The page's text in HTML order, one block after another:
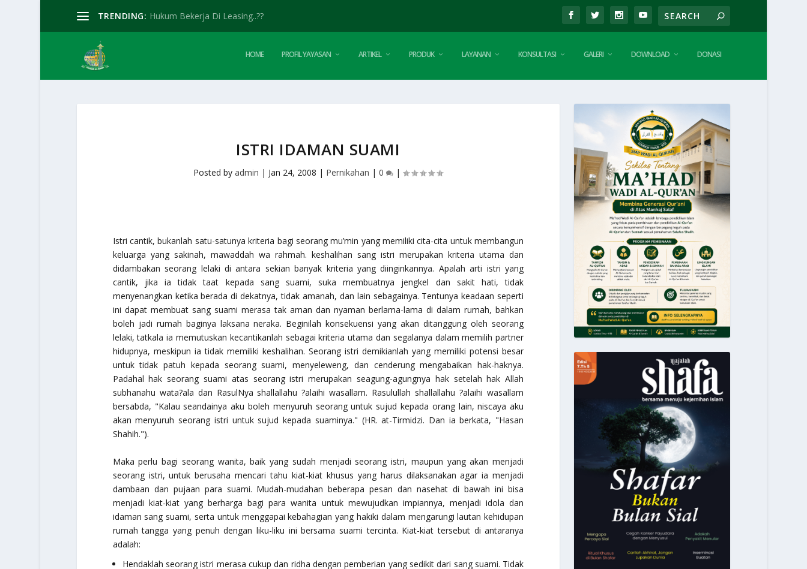
TRENDING: Hukum Bekerja Di Leasing..??
HOME PROFIL YAYASAN ARTIKEL PRODUK LAYANAN KONSULTASI GALERI DOWNLOAD DONASI
ISTRI IDAMAN SUAMI
Posted byadmin | Jan 24, 2008 | Pernikahan |0 |
Istri cantik, bukanlah satu-satunya kriteria bagi seorang mu’min yang memiliki cita-cita untuk membangun
keluarga yang sakinah, mawaddah wa rahmah. keshalihan sang istri merupakan kriteria utama dan
didambakan seorang lelaki di antara sekian banyak kriteria yang diinginkannya. Apalah arti istri yang
cantik, jika ia tidak taat kepada sang suami, suka membuatnya jengkel dan sakit hati, tidak
menyenangkan ketika berada di dekatnya, tidak amanah, dan lain sebagainya. Tentunya keadaan seperti
ini dapat membuat sang suami merasa tak aman dan nyaman berlama-lama di dalam rumah, bahkan
boleh jadi rumah baginya laksana neraka. Beginilah konsekuensi yang akan ditanggung oleh seorang
lelaki, tatkala ia memutuskan kecantikanlah sebagai kriteria utama dan segalanya dalam memilih partner
hidupnya, meskipun ia tidak memiliki keshalihan. Seorang istri demikianlah yang memiliki potensi besar
untuk tidak patuh kepada seorang suami, menyeleweng, dan cenderung mengabaikan hak-haknya.
Padahal hak seorang suami atas seorang istri merupakan seagung-agungnya hak setelah hak Allah
subhanahu wata?ala dan RasulNya shallallahu ?alaihi wasallam. Rasulullah shallallahu ?alaihi wasallam
bersabda, "Kalau seandainya aku boleh menyuruh seorang untuk sujud kepada orang lain, niscaya aku
akan menyuruh seorang istri untuk sujud kepada suaminya." (HR. at-Tirmidzi. Dan ia berkata, "Hasan
Shahih.").
Maka perlu bagi seorang wanita, baik yang sudah menjadi seorang istri, maupun yang akan menjadi
seorang istri, untuk berusaha mencari tahu kiat-kiat khusus yang harus dilaksanakan agar ia menjadi
dambaan dan pujaan para suami. Mudah-mudahan beberapa pesan dan nasehat di bawah ini bisa
menjadi kiat-kiat yang berharga bagi para wanita untuk mewujudkan impiannya, menjadi idola dan
idaman sang suami, serta untuk menggapai kebahagian yang hakiki dalam mengarungi lautan kehidupan
rumah tangga yang penuh dengan liku-liku ini bersama suami tercinta. Kiat-kiat tersebut di antaranya
adalah:
Hendaklah seorang istri merasa cukup dan ridha dengan pemberian yang sedikit dari sang suami. Tidak